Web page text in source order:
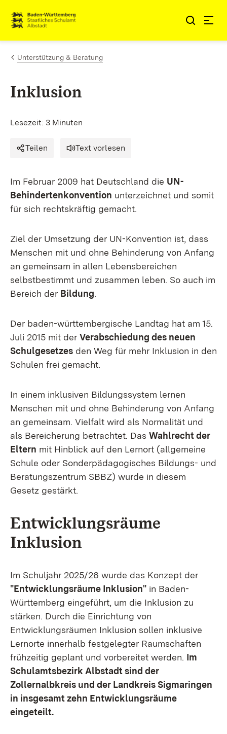
Zum Inhalt springen
Link zur Startseite
Unterstützung & Beratung
Inklusion
Lesezeit: 3 Minuten
Teilen Text vorlesen
Im Februar 2009 hat Deutschland die UN-
Behindertenkonvention unterzeichnet und somit
für sich rechtskräftig gemacht.
Ziel der Umsetzung der UN-Konvention ist, dass
Menschen mit und ohne Behinderung von Anfang
an gemeinsam in allen Lebensbereichen
selbstbestimmt und zusammen leben. So auch im
Bereich der Bildung.
Der baden-württembergische Landtag hat am 15.
Juli 2015 mit der Verabschiedung des neuen
Schulgesetzes den Weg für mehr Inklusion in den
Schulen frei gemacht.
In einem inklusiven Bildungssystem lernen
Menschen mit und ohne Behinderung von Anfang
an gemeinsam. Vielfalt wird als Normalität und
als Bereicherung betrachtet. Das Wahlrecht der
Eltern mit Hinblick auf den Lernort (allgemeine
Schule oder Sonderpädagogisches Bildungs- und
Beratungszentrum SBBZ) wurde in diesem
Gesetz gestärkt.
Entwicklungsräume
Inklusion
Im Schuljahr 2025/26 wurde das Konzept der
"Entwicklungsräume Inklusion" in Baden-
Württemberg eingeführt, um die Inklusion zu
stärken. Durch die Einrichtung von
Entwicklungsräumen Inklusion sollen inklusive
Lernorte innerhalb festgelegter Raumschaften
frühzeitig geplant und vorbereitet werden. Im
Schulamtsbezirk Albstadt sind der
Zollernalbkreis und der Landkreis Sigmaringen
in insgesamt zehn Entwicklungsräume
eingeteilt.